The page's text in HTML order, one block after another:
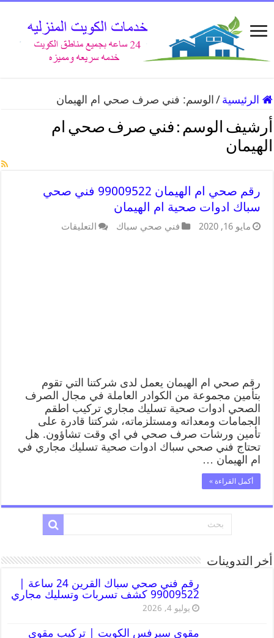
الرئيسية / الوسم: فني صرف صحي ام الهيمان
أرشيف الوسم : فني صرف صحي ام
الهيمان
رقم صحي ام الهيمان 99009522 فني صحي
سباك ادوات صحية ام الهيمان
مايو 16, 2020 فني صحي سباك التعليقات
رقم صحي ام الهيمان يعمل لدى شركتنا التي تقوم
بتأمين مجموعة من الكوادر العاملة في مجال الصرف
الصحي ادوات صحية تسليك مجاري تركيب اطقم
الجمامات ومعداته ومستلزماته، شركتنا قادرة على
تأمين ورشات صرف صحي في اي وقت تشاؤون. هل
تحتاج فني صحي سباك ادوات صحية تسليك مجاري في
ام الهيمان …
أكمل القراءة »
أخر التدوينات
رقم فني صحي سباك القرين 24 ساعة |
99009522 كشف تسربات وتسليك مجاري
يوليو 4, 2026
مقوي سيرفس الكويت | تركيب مقوي